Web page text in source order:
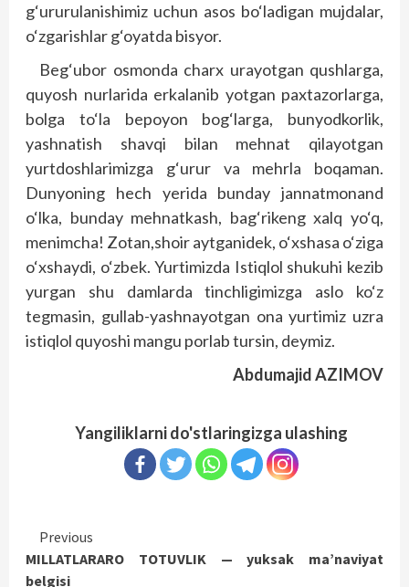
g‘ururulanishimiz uchun asos bo‘ladigan mujdalar,
o‘zgarishlar g‘oyatda bisyor.
Beg‘ubor osmonda charx urayotgan qushlarga,
quyosh nurlarida erkalanib yotgan paxtazorlarga,
bolga to‘la bepoyon bog‘larga, bunyodkorlik,
yashnatish shavqi bilan mehnat qilayotgan
yurtdoshlarimizga g‘urur va mehrla boqaman.
Dunyoning hech yerida bunday jannatmonand
o‘lka, bunday mehnatkash, bag‘rikeng xalq yo‘q,
menimcha! Zotan,shoir aytganidek, o‘xshasa o‘ziga
o‘xshaydi, o‘zbek. Yurtimizda Istiqlol shukuhi kezib
yurgan shu damlarda tinchligimizga aslo ko‘z
tegmasin, gullab-yashnayotgan ona yurtimiz uzra
istiqlol quyoshi mangu porlab tursin, deymiz.
Abdumajid AZIMOV
Yangiliklarni do'stlaringizga ulashing
Continue
Reading
Previous
MILLATLARARO TOTUVLIK — yuksak ma’naviyat
belgisi